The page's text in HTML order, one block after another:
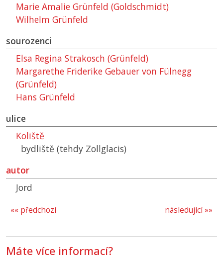
Marie Amalie Grünfeld (Goldschmidt)
Wilhelm Grünfeld
sourozenci
Elsa Regina Strakosch (Grünfeld)
Margarethe Friderike Gebauer von Fülnegg
(Grünfeld)
Hans Grünfeld
ulice
Koliště
bydliště (tehdy Zollglacis)
autor
Jord
následující »»
«« předchozí
Máte více informací?